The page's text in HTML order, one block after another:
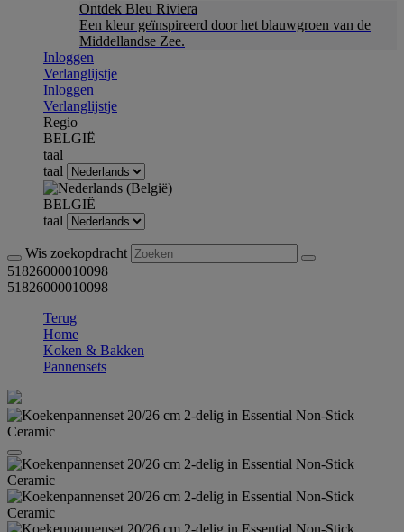
Ontdek Bleu Riviera
Een kleur geïnspireerd door het blauwgroen van de
Middellandse Zee.
Inloggen
Verlanglijstje
Inloggen
Verlanglijstje
Regio
BELGIË
taal
taal
BELGIË
taal
Wis zoekopdracht
51826000010098
51826000010098
Terug
Home
Koken & Bakken
Pannensets